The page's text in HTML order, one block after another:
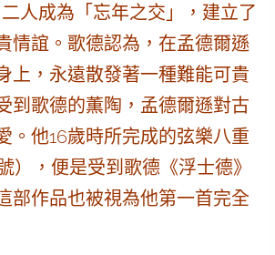
人成為「忘年之交」，建立了
情誼。歌德認為，在孟德爾遜
上，永遠散發著一種難能可貴
到歌德的薫陶，孟德爾遜對古
。他16歲時所完成的弦樂八重
），便是受到歌德《浮士德》
部作品也被視為他第一首完全